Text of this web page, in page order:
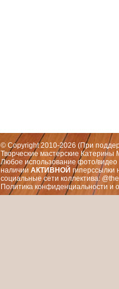
© Copyright 2010-2026 (При
Творческие мастерские
Любое использование фото/видео
наличии АКТИВНОЙ гиперссылки
социальные сети коллектива:
Политика конфиденциальности и